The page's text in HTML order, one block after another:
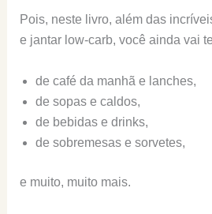
Pois, neste livro, além das
e jantar low-carb, você ainda vai
de café da manhã e lanches,
de sopas e caldos,
de bebidas e drinks,
de sobremesas e sorvetes,
e muito, muito mais.